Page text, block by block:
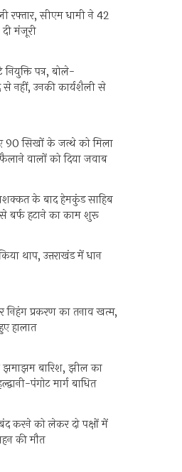
रफ्तार, सीएम धामी ने 42
मंजूरी
पत्र, बोले-
से नहीं, उनकी कार्यशैली से
90 सिखों के जत्थे को मिला
वालों को दिया जवाब
के बाद हेमकुंड साहिब
बर्फ हटाने का काम शुरू
थाप, उत्तराखंड में धान
निहंग प्रकरण का तनाव खत्म,
हालात
झमाझम बारिश, झील का
पंगोट मार्ग बाधित
करने को लेकर दो पक्षों में
की मौत